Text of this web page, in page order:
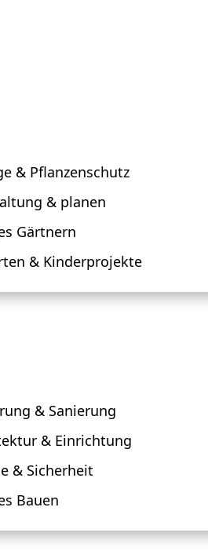
& Pflanzenschutz
& planen
Gärtnern
& Kinderprojekte
& Sanierung
& Einrichtung
& Sicherheit
Bauen